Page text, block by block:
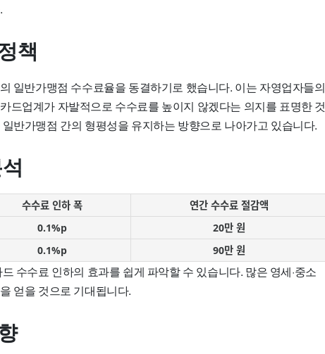
책
일반가맹점 수수료율을 동결하기로 했습니다. 이는 자영업자들의
드업계가 자발적으로 수수료를 높이지 않겠다는 의지를 표명한 것
반가맹점 간의 형평성을 유지하는 방향으로 나아가고 있습니다.
수수료 인하 폭
연간 수수료 절감액
0.1%p
20만 원
0.1%p 90만 원
수수료 인하의 효과를 쉽게 파악할 수 있습니다. 많은 영세·중소
얻을 것으로 기대됩니다.